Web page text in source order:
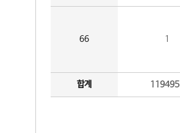
66 1
합계